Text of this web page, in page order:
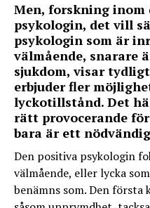
Men, forskning inom
psykologin, det vill
psykologin som är
välmående, snarare
sjukdom, visar
erbjuder fler
lyckotillstånd. Det
rätt provocerande
bara är ett
Den positiva psykologin
välmående, eller lycka
benämns som. Den